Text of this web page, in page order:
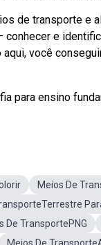
de transporte e
e
você
para ensino
Meios De
De TransportePNG